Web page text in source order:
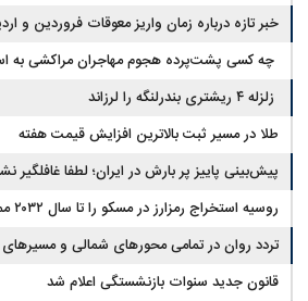
خبر تازه درباره زمان واریز معوقات فروردین و
اجتماعی
چه کسی پشت‌پرده هجوم مهاجران مراکشی به
زلزله ۴ ریشتری بندرلنگه را لرزاند
طلا در مسیر ثبت بالاترین افزایش قیمت هفته
پیش‌بینی پاییز پر بارش در ایران؛ لطفا غافلگیر
روسیه استخراج رمزارز در مسکو را تا سال ۲۰۳۲ ممنوع کرد
تردد روان در تمامی محورهای شمالی و مسیرهای
قانون جدید سنوات بازنشستگی اعلام شد